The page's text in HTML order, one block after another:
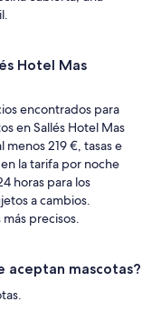
Hotel Mas
encontrados para
en Sallés Hotel Mas
219 €, tasas e
la tarifa por noche
horas para los
a cambios.
precisos.
aceptan mascotas?